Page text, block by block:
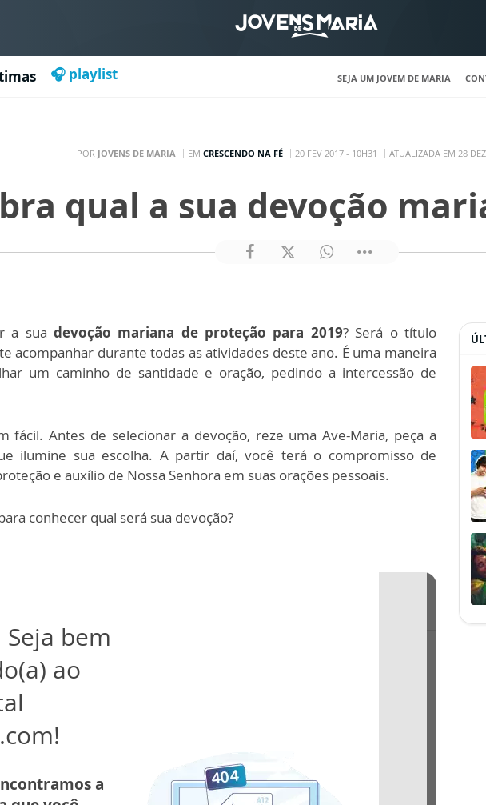
🎧 playlist SEJA UM JOVEM DE MARIA
POR JOVENS DE MARIA EM CRESCENDO NA FÉ 20 FEV 2017 - 10H31 ATUALIZADA EM 28
qual a sua devoção
a sua devoção mariana de proteção para 2019? Será o título
acompanhar durante todas as atividades deste ano. É uma maneira
um caminho de santidade e oração, pedindo a intercessão de
fácil. Antes de selecionar a devoção, reze uma Ave-Maria, peça a
ilumine sua escolha. A partir daí, você terá o compromisso de
e auxílio de Nossa Senhora em suas orações pessoais.
conhecer qual será sua devoção?